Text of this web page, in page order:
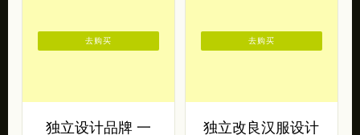
独立设计品牌 一
去购买
独立改良汉服设计
去购买